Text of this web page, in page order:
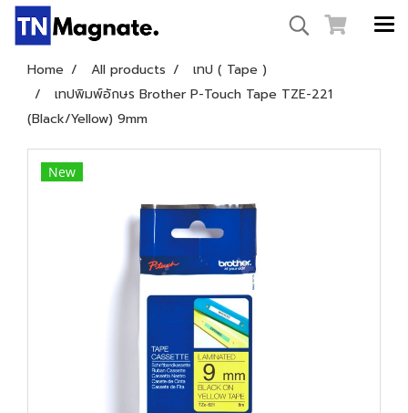
Home All products
เทป ( Tape )
เทปพิมพ์อักษร Brother P-Touch Tape TZE-221
(Black/Yellow) 9mm
New